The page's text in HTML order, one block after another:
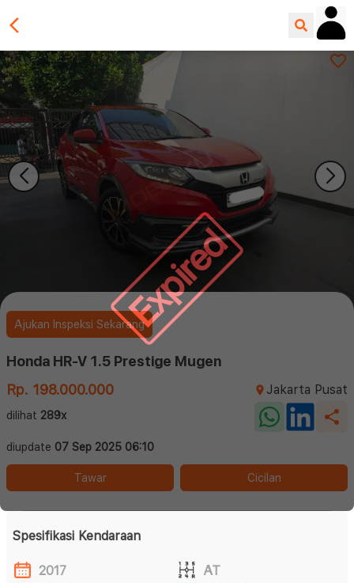
Expired
Ajukan Inspeksi Sekarang
Honda HR-V 1.5 Prestige Mugen
Rp. 198.000.000
Jakarta Pusat
dilihat 289x
diupdate 07 Sep 2025 06:10
Tawar Cicilan
Spesifikasi Kendaraan
2017
AT